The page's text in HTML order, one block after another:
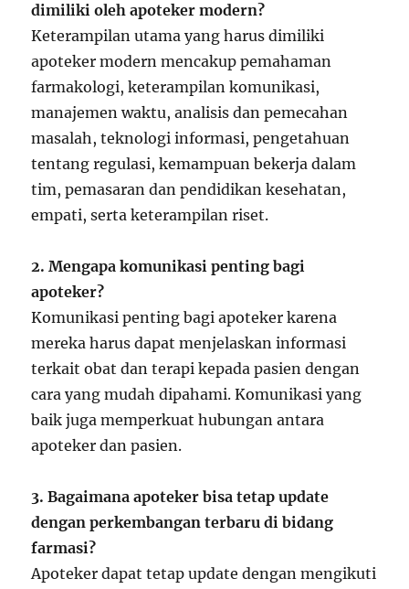
dimiliki oleh apoteker modern?
Keterampilan utama yang harus dimiliki
apoteker modern mencakup pemahaman
farmakologi, keterampilan komunikasi,
manajemen waktu, analisis dan pemecahan
masalah, teknologi informasi, pengetahuan
tentang regulasi, kemampuan bekerja dalam
tim, pemasaran dan pendidikan kesehatan,
empati, serta keterampilan riset.
2. Mengapa komunikasi penting bagi
apoteker?
Komunikasi penting bagi apoteker karena
mereka harus dapat menjelaskan informasi
terkait obat dan terapi kepada pasien dengan
cara yang mudah dipahami. Komunikasi yang
baik juga memperkuat hubungan antara
apoteker dan pasien.
3. Bagaimana apoteker bisa tetap update
dengan perkembangan terbaru di bidang
farmasi?
Apoteker dapat tetap update dengan mengikuti